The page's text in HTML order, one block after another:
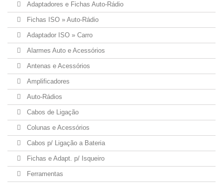
Adaptadores e Fichas Auto-Rádio
Fichas ISO » Auto-Rádio
Adaptador ISO » Carro
Alarmes Auto e Acessórios
Antenas e Acessórios
Amplificadores
Auto-Rádios
Cabos de Ligação
Colunas e Acessórios
Cabos p/ Ligação a Bateria
Fichas e Adapt. p/ Isqueiro
Ferramentas